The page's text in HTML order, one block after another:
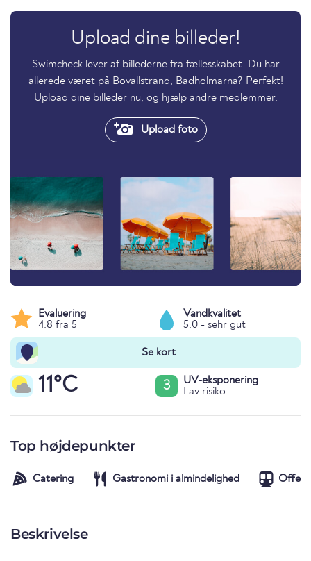
Upload dine billeder!
Swimcheck lever af billederne fra fællesskabet. Du har
allerede været på Bovallstrand, Badholmarna? Perfekt!
Upload dine billeder nu, og hjælp andre medlemmer.
Upload foto
Evaluering
4.8 fra 5
Vandkvalitet
5.0 - sehr gut
Se kort
11°C 3
UV-eksponering
Lav risiko
Top højdepunkter
Catering Gastronomi i almindelighed
Beskrivelse